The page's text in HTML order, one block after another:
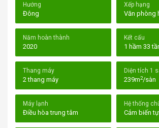
Tòa nhà văn phòng Regus Worc@Q2
Không chỉ cung cấp văn phòng làm
nghi, Regus Worc@Q2 còn mang đến
vụ hỗ trợ doanh nghiệp như lễ tân,
thành lập công ty. Đặc biệt, với những
phòng linh hoạt từ 2 chỗ ngồi đến 15
thể lựa chọn loại hình không gian phù
Hướng
Đông
Xếp hạng
Văn phòng
Năm hoàn thành
2020
Kết cấu
1 hầm 33
Thang máy
2 thang máy
Diện tích 1
239m2/sàn
Máy lạnh
Điều hòa trung tâm
Hệ thống
Cảm biến